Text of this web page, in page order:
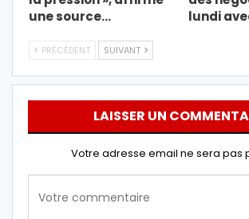
une source…
lundi
PRÉCÉDENT SUIVANT
LAISSER UN
Votre adresse email ne sera pas